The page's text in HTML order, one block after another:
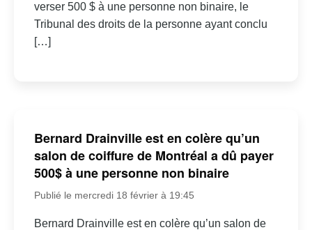
verser 500 $ à une personne non binaire, le
Tribunal des droits de la personne ayant conclu
[…]
Bernard Drainville est en colère qu’un
salon de coiffure de Montréal a dû payer
500$ à une personne non binaire
Publié le mercredi 18 février à 19:45
Bernard Drainville est en colère qu’un salon de